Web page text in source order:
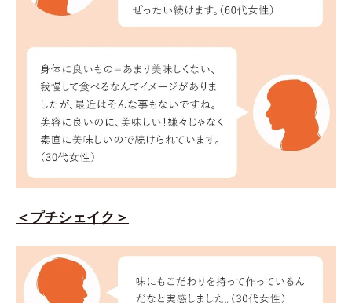
＜プチシェイク＞